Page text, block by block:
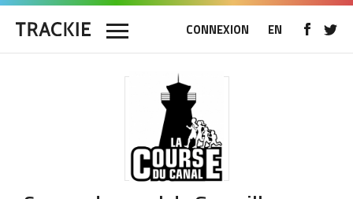
CONNEXION EN